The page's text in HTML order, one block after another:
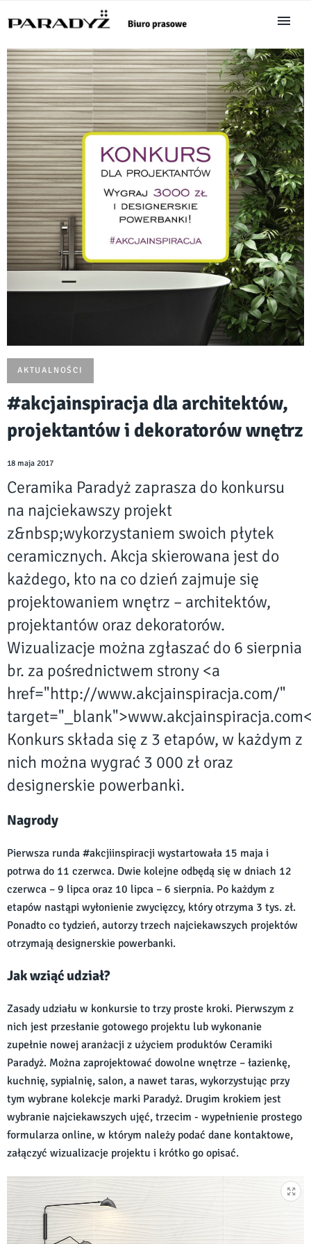
AKTUALNOŚCI
#akcjainspiracja dla architektów,
projektantów i dekoratorów wnętrz
18 maja 2017
Ceramika Paradyż zaprasza do konkursu
na najciekawszy projekt
z&nbsp;wykorzystaniem swoich płytek
ceramicznych. Akcja skierowana jest do
każdego, kto na co dzień zajmuje się
projektowaniem wnętrz – architektów,
projektantów oraz dekoratorów.
Wizualizacje można zgłaszać do 6 sierpnia
br. za pośrednictwem strony <a
href="http://www.akcjainspiracja.com/"
Konkurs składa się z 3 etapów, w każdym z
nich można wygrać 3 000 zł oraz
designerskie powerbanki.
Nagrody
Pierwsza runda #akcjiinspiracji wystartowała 15 maja i
potrwa do 11 czerwca. Dwie kolejne odbędą się w dniach 12
czerwca – 9 lipca oraz 10 lipca – 6 sierpnia. Po każdym z
etapów nastąpi wyłonienie zwycięzcy, który otrzyma 3 tys. zł.
Ponadto co tydzień, autorzy trzech najciekawszych projektów
otrzymają designerskie powerbanki.
Jak wziąć udział?
Zasady udziału w konkursie to trzy proste kroki. Pierwszym z
nich jest przesłanie gotowego projektu lub wykonanie
zupełnie nowej aranżacji z użyciem produktów Ceramiki
Paradyż. Można zaprojektować dowolne wnętrze – łazienkę,
kuchnię, sypialnię, salon, a nawet taras, wykorzystując przy
tym wybrane kolekcje marki Paradyż. Drugim krokiem jest
wybranie najciekawszych ujęć, trzecim - wypełnienie prostego
formularza online, w którym należy podać dane kontaktowe,
załączyć wizualizacje projektu i krótko go opisać.